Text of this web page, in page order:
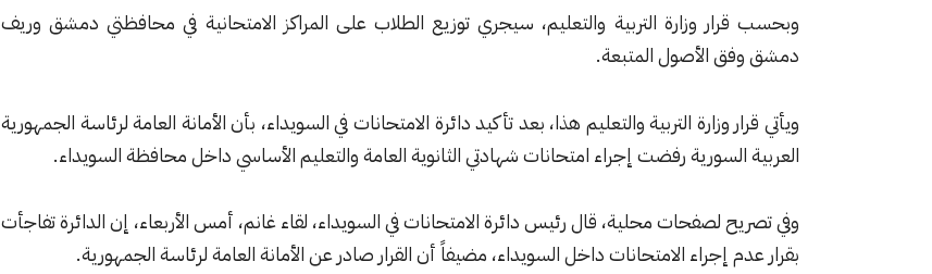
وبحسب قرار وزارة التربية والتعليم، سيجري توزيع الطلاب على المراكز الامتحانية في محافظتي دمشق وريف
دمشق وفق الأصول المتبعة.
ويأتي قرار وزارة التربية والتعليم هذا، بعد تأكيد دائرة الامتحانات في السويداء، بأن الأمانة العامة لرئاسة الجمهورية
العربية السورية رفضت إجراء امتحانات شهادتي الثانوية العامة والتعليم الأساسي داخل محافظة السويداء.
وفي تصريح لصفحات محلية، قال رئيس دائرة الامتحانات في السويداء، لقاء غانم، أمس الأربعاء، إن الدائرة تفاجأت
بقرار عدم إجراء الامتحانات داخل السويداء، مضيفاً أن القرار صادر عن الأمانة العامة لرئاسة الجمهورية.